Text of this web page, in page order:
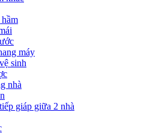
máy
sinh
nhà
giáp giữa 2 nhà